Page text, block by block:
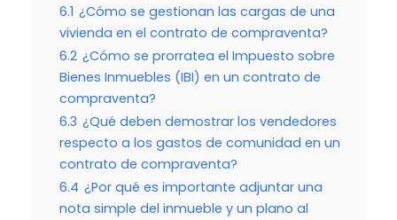
6.1 ¿Cómo se gestionan las cargas de una
vivienda en el contrato de compraventa?
6.2 ¿Cómo se prorratea el Impuesto sobre
Bienes Inmuebles (IBI) en un contrato de
compraventa?
6.3 ¿Qué deben demostrar los vendedores
respecto a los gastos de comunidad en un
contrato de compraventa?
6.4 ¿Por qué es importante adjuntar una
nota simple del inmueble y un plano al